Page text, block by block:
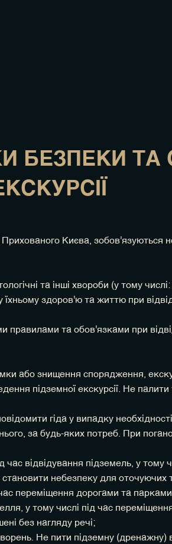
БЕЗПЕКИ ТА
Прихованого Києва,
та інші хвороби (у тому
здоров'ю та життю при
та обов'язками при
або знищення спорядження,
підземної екскурсії. Не палити
гіда у випадку
за будь-яких потреб. При
час відвідування підземель, у
небезпеку для оточуючих
переміщення дорогами та
у тому числі під час
без нагляду речі;
Не пити підземну